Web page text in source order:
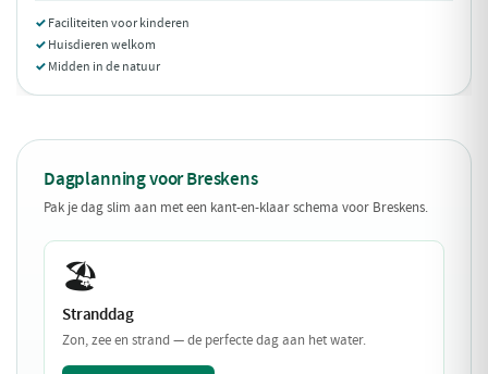
Faciliteiten voor kinderen
Huisdieren welkom
Midden in de natuur
Dagplanning voor Breskens
Pak je dag slim aan met een kant-en-klaar schema voor Breskens.
🏖️
Stranddag
Zon, zee en strand — de perfecte dag aan het water.